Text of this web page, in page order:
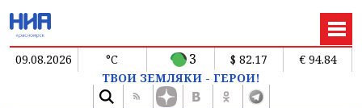
09.08.2026 °C 3 $ 82.17
€ 94.84
ТВОИ ЗЕМЛЯКИ - ГЕРОИ!